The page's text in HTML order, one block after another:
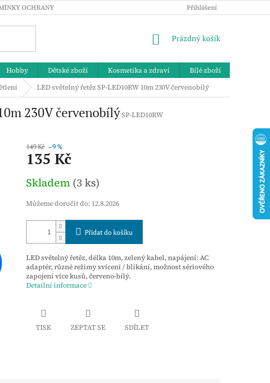
OCHRANY OSOBNÍCH ÚDAJŮ ZPĚTNÝ ODBĚR
Přihlášení
NÁKUPNÍ
Prázdný košík
Hobby Dětské zboží Kosmetika a zdraví Bílé zboží
LED světelný řetěz SP-LED10RW 10m 230V červenobílý
230V červenobílýSP-LED10RW
149 Kč –9 %
135 Kč
cena:
Skladem (3 ks)
Můžeme doručit do: 12.8.2026
Přidat do košíku
LED světelný řetěz, délka 10m, zelený kabel, napájení: AC
adaptér, různé režimy svícení / blikání, možnost sériového
zapojení více kusů, červeno-bílý.
Detailní informace
TISK ZEPTAT SE SDÍLET